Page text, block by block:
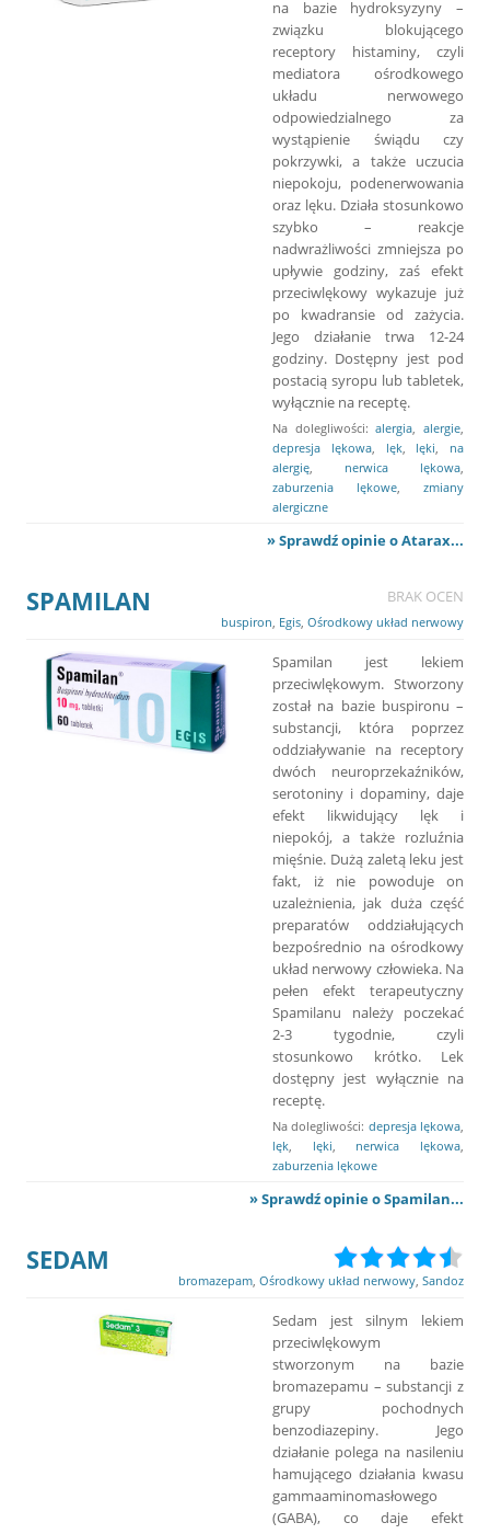
na bazie hydroksyzyny –
związku blokującego
receptory histaminy, czyli
mediatora ośrodkowego
układu nerwowego
odpowiedzialnego za
wystąpienie świądu czy
pokrzywki, a także uczucia
niepokoju, podenerwowania
oraz lęku. Działa stosunkowo
szybko – reakcje
nadwrażliwości zmniejsza po
upływie godziny, zaś efekt
przeciwlękowy wykazuje już
po kwadransie od zażycia.
Jego działanie trwa 12-24
godziny. Dostępny jest pod
postacią syropu lub tabletek,
wyłącznie na receptę.
Na dolegliwości:alergia ,alergie
depresja lękowa, lęk, lęki
na
alergię
nerwica lękowa
zaburzenia lękowe
zmiany
alergiczne
» Sprawdź opinie o Atarax...
SPAMILAN BRAK OCEN
buspiron Egis Ośrodkowy układ nerwowy
Spamilan jest lekiem
przeciwlękowym. Stworzony
został na bazie buspironu –
substancji, która poprzez
oddziaływanie na receptory
dwóch neuroprzekaźników,
serotoniny i dopaminy, daje
efekt likwidujący lęk i
niepokój, a także rozluźnia
mięśnie. Dużą zaletą leku jest
fakt, iż nie powoduje on
uzależnienia, jak duża część
preparatów oddziałujących
bezpośrednio na ośrodkowy
układ nerwowy człowieka. Na
pełen efekt terapeutyczny
Spamilanu należy poczekać
2-3 tygodnie, czyli
stosunkowo krótko. Lek
dostępny jest wyłącznie na
receptę.
Na dolegliwości: depresja lękowa
lęk
lęki nerwica lękowa
zaburzenia lękowe
» Sprawdź opinie o Spamilan...
SEDAM
bromazepam Ośrodkowy układ nerwowy Sandoz
Sedam jest silnym lekiem
przeciwlękowym
stworzonym na bazie
bromazepamu – substancji z
grupy pochodnych
benzodiazepiny. Jego
działanie polega na nasileniu
hamującego działania kwasu
gammaaminomasłowego
(GABA), co daje efekt